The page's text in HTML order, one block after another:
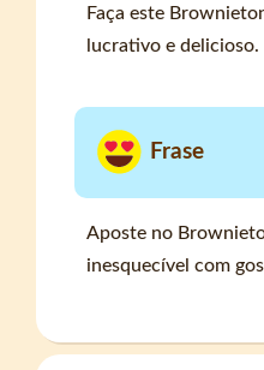
Faça este
lucrativo e delicioso.
Frase
Aposte no
inesquecível com